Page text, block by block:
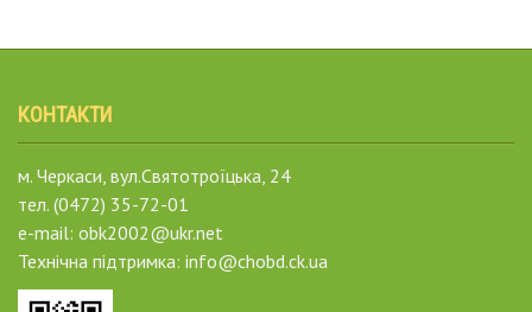
КОНТАКТИ
м. Черкаси, вул.Святотроїцька, 24
тел. (0472) 35-72-01
e-mail: obk2002@ukr.net
Технічна підтримка: info@chobd.ck.ua